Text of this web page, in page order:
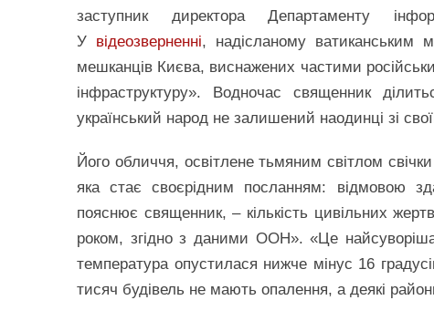
заступник директора Департаменту
У відеозверненні, надісланому ватиканським
мешканців Києва, виснажених частими
інфраструктуру». Водночас священник
український народ не залишений наодинці зі
Його обличчя, освітлене тьмяним світлом
яка стає своєрідним посланням: відмовою
пояснює священник, – кількість цивільних
роком, згідно з даними ООН». «Це
температура опустилася нижче мінус 16
тисяч будівель не мають опалення, а деякі